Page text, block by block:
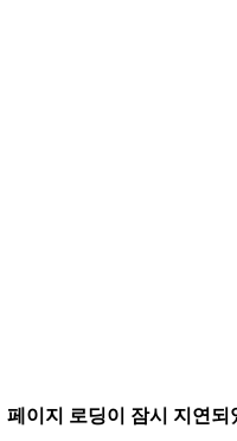
페이지 로딩이 잠시 지연